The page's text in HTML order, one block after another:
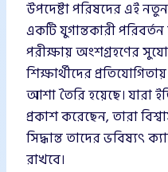
উপদেষ্টা পরিষদের এই নতুন
একটি যুগান্তকারী
পরীক্ষায় অংশগ্রহণের
শিক্ষার্থীদের
আশা তৈরি হয়েছে। যারা
প্রকাশ করেছেন, তারা
সিদ্ধান্ত তাদের ভবিষ্যৎ
রাখবে।